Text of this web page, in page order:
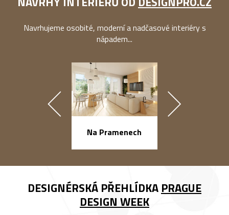
Navrhujeme osobité, moderní a nadčasové interiéry s
nápadem...
Na Pramenech
DESIGNÉRSKÁ PŘEHLÍDKA PRAGUE
DESIGN WEEK